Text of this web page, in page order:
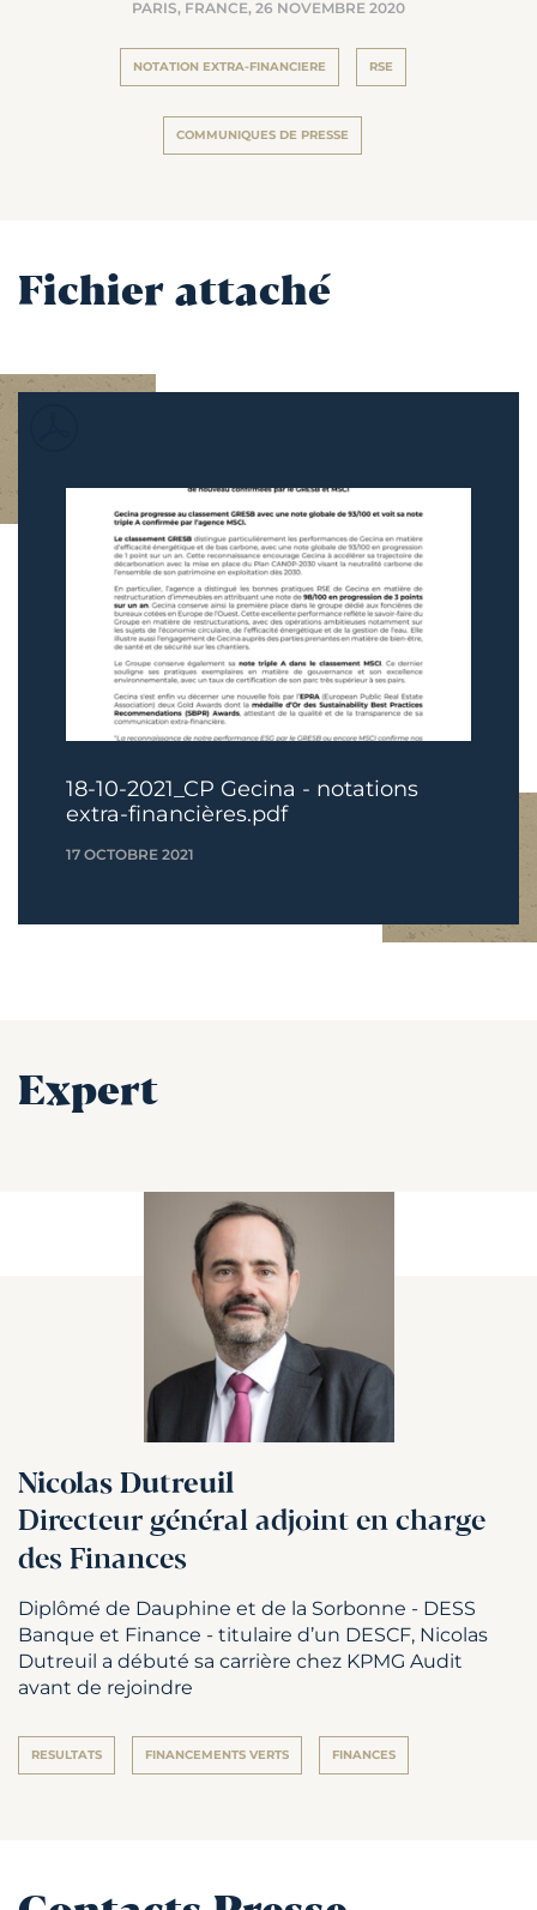
PARIS, FRANCE, 26 NOVEMBRE 2020
NOTATION EXTRA-FINANCIERE RSE
COMMUNIQUES DE PRESSE
Fichier attaché
18-10-2021_CP Gecina - notations
extra-financières.pdf
17 OCTOBRE 2021
Expert
Nicolas Dutreuil
Directeur général adjoint en charge
des Finances
Diplômé de Dauphine et de la Sorbonne - DESS
Banque et Finance - titulaire d’un DESCF, Nicolas
Dutreuil a débuté sa carrière chez KPMG Audit
avant de rejoindre
RESULTATS FINANCEMENTS VERTS FINANCES